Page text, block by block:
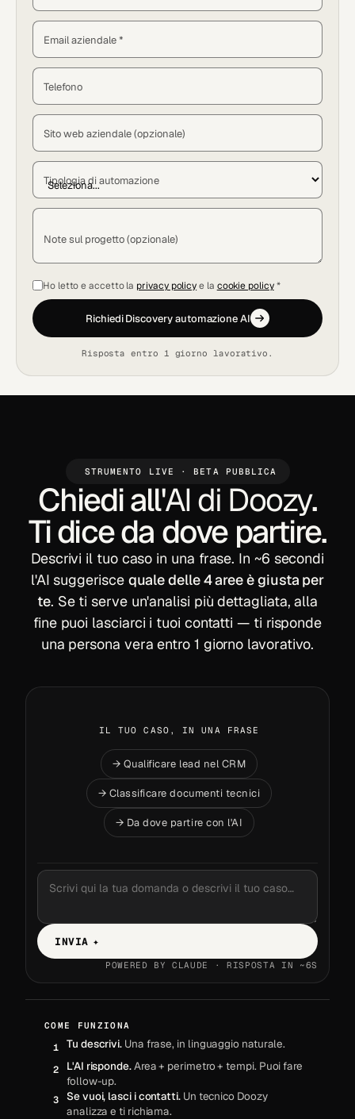
Email aziendale *
Telefono
Sito web aziendale (opzionale)
Tipologia di automazione
Note sul progetto (opzionale)
Ho letto e accetto la privacy policye la cookie policy*
Richiedi Discovery automazione AI
Risposta entro 1 giorno lavorativo.
STRUMENTO LIVE · BETA PUBBLICA
Chiedi all'AI di Doozy.
Ti dice da dove partire.
Descrivi il tuo caso in una frase. In ~6 secondi
l'AI suggerisce quale delle 4 aree è giusta per
te. Se ti serve un'analisi più dettagliata, alla
fine puoi lasciarci i tuoi contatti — ti risponde
una persona vera entro 1 giorno lavorativo.
IL TUO CASO, IN UNA FRASE
→ Qualificare lead nel CRM
→ Classificare documenti tecnici
→ Da dove partire con l'AI
INVIA ✦
POWERED BY CLAUDE · RISPOSTA IN ~6S
COME FUNZIONA
1 Tu descrivi. Una frase, in linguaggio naturale.
2 L'AI risponde.Area + perimetro + tempi. Puoi fare
follow-up.
3 Se vuoi, lasci i contatti.Un tecnico Doozy
analizza e ti richiama.